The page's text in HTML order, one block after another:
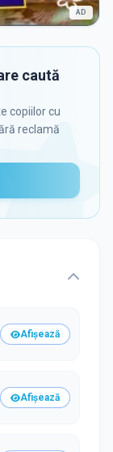
AD
caută
copiilor cu
reclamă
Afișează
Afișează